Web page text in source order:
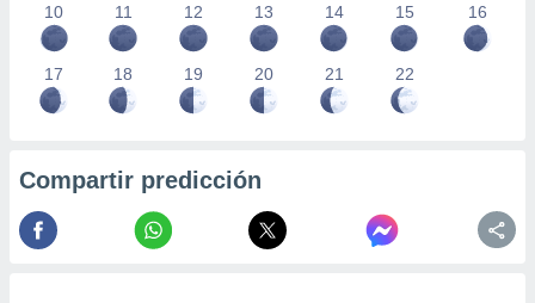
10 11 12 13 14 15 16
17 18 19 20 21 22
Compartir predicción